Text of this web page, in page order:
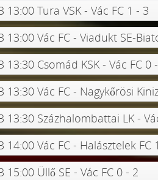
13:00 Tura VSK - Vác FC 1 - 3
13:00 Vác FC - Viadukt SE-
13:30 Csomád KSK - Vác FC 0
13:30 Vác FC - Nagykőrösi
13:30 Százhalombattai LK -
14:00 Vác FC - Halásztelek FC
15:00 Üllő SE - Vác FC 0 - 2